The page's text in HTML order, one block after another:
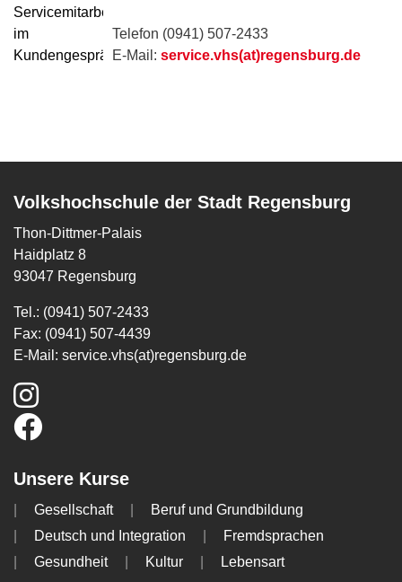
Telefon (0941) 507-2433
E-Mail: service.vhs(at)regensburg.de
Volkshochschule der Stadt Regensburg
Thon-Dittmer-Palais
Haidplatz 8
93047 Regensburg
Tel.: (0941) 507-2433
Fax: (0941) 507-4439
E-Mail: service.vhs(at)regensburg.de
Unsere Kurse
Gesellschaft
Beruf und Grundbildung
Deutsch und Integration
Fremdsprachen
Gesundheit
Kultur
Lebensart